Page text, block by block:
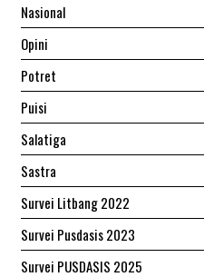
Nasional
Opini
Potret
Puisi
Salatiga
Sastra
Survei Litbang 2022
Survei Pusdasis 2023
Survei PUSDASIS 2025